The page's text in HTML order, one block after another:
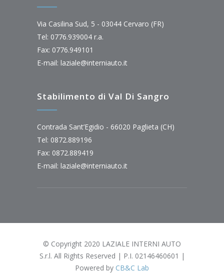
Via Casilina Sud, 5 - 03044 Cervaro (FR)
Tel: 0776.939004 r.a.
Fax: 0776.949101
E-mail: laziale@interniauto.it
Stabilimento di Val Di Sangro
Contrada Sant’Egidio - 66020 Paglieta (CH)
Tel: 0872.889196
Fax: 0872.889419
E-mail: laziale@interniauto.it
© Copyright 2020 LAZIALE INTERNI AUTO
S.r.l. All Rights Reserved | P.I. 02146460601 |
Powered by CB&C Lab